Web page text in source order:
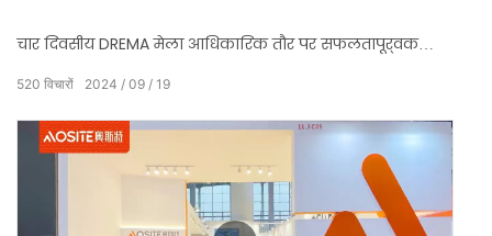
चार दिवसीय DREMA मेला आधिकारिक तौर पर सफलतापूर्वक
संपन्न हुआ। इस दावत में, जिसने वैश्विक उद्योग के विशिष्ट लोगों
नवीन तकनीकी समाधानों के लिए ग्राहकों से उच्च प्रशंसा हासिल
की।
2024 09 19
520 विचारों